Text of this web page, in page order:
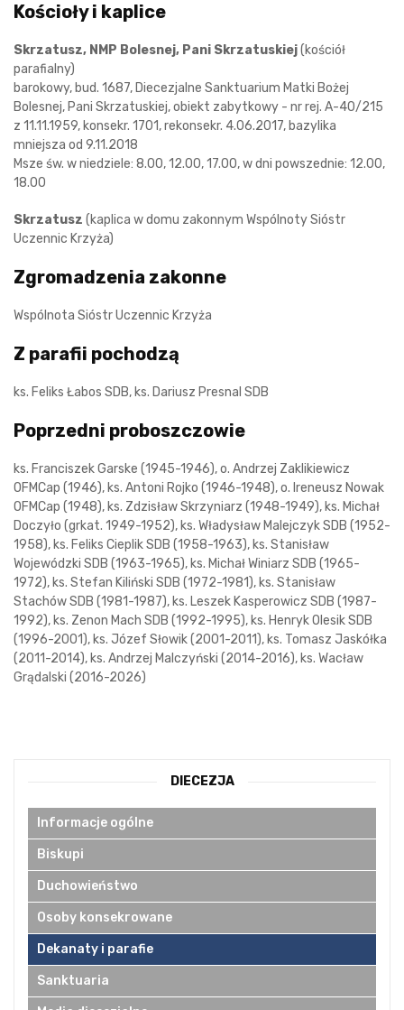
Kościoły i kaplice
Skrzatusz, NMP Bolesnej, Pani Skrzatuskiej(kościół
parafialny)
barokowy, bud. 1687, Diecezjalne Sanktuarium Matki Bożej
Bolesnej, Pani Skrzatuskiej, obiekt zabytkowy - nr rej. A-40/215
z 11.11.1959, konsekr. 1701, rekonsekr. 4.06.2017, bazylika
mniejsza od 9.11.2018
Msze św. w niedziele: 8.00, 12.00, 17.00, w dni powszednie: 12.00,
18.00
Skrzatusz (kaplica w domu zakonnym Wspólnoty Sióstr
Uczennic Krzyża)
Zgromadzenia zakonne
Wspólnota Sióstr Uczennic Krzyża
Z parafii pochodzą
ks. Feliks Łabos SDB, ks. Dariusz Presnal SDB
Poprzedni proboszczowie
ks. Franciszek Garske (1945-1946), o. Andrzej Zaklikiewicz
OFMCap (1946), ks. Antoni Rojko (1946-1948), o. Ireneusz Nowak
OFMCap (1948), ks. Zdzisław Skrzyniarz (1948-1949), ks. Michał
Doczyło (grkat. 1949-1952), ks. Władysław Malejczyk SDB (1952-
1958), ks. Feliks Cieplik SDB (1958-1963), ks. Stanisław
Wojewódzki SDB (1963-1965), ks. Michał Winiarz SDB (1965-
1972), ks. Stefan Kiliński SDB (1972-1981), ks. Stanisław
Stachów SDB (1981-1987), ks. Leszek Kasperowicz SDB (1987-
1992), ks. Zenon Mach SDB (1992-1995), ks. Henryk Olesik SDB
(1996-2001), ks. Józef Słowik (2001-2011), ks. Tomasz Jaskółka
(2011-2014), ks. Andrzej Malczyński (2014-2016), ks. Wacław
Grądalski (2016-2026)
DIECEZJA
Informacje ogólne
Biskupi
Duchowieństwo
Osoby konsekrowane
Dekanaty i parafie
Sanktuaria